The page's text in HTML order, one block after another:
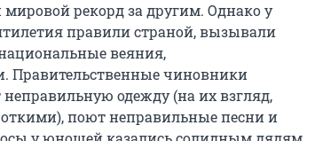
рекорд за другим. Однако у
правили страной, вызывали
веяния,
Правительственные чиновники
одежду (на их взгляд,
поют неправильные песни и